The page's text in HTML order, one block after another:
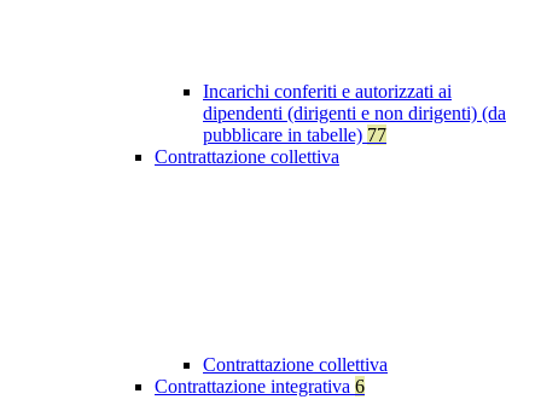
Incarichi conferiti e autorizzati ai
dipendenti (dirigenti e non dirigenti) (da
pubblicare in tabelle) 77
Contrattazione collettiva
Contrattazione collettiva
Contrattazione integrativa 6